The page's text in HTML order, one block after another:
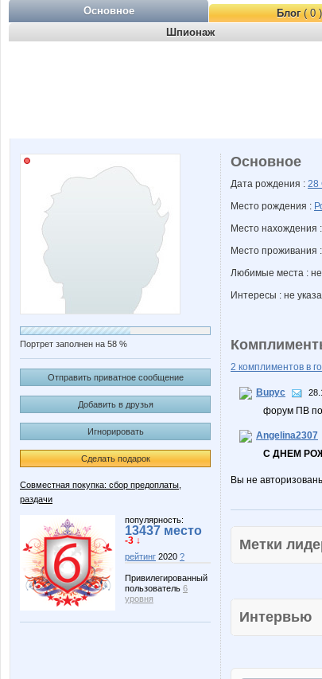
Основное Блог( 0 )
Шпионаж
Портрет заполнен на 58 %
Отправить приватное сообщение
Добавить в друзья
Игнорировать
Сделать подарок
Совместная покупка: сбор предоплаты,
раздачи
популярность:
13437 место
-3 ↓
рейтинг 2020 ?
Привилегированный
пользователь 6
уровня
Основное
Дата рождения : 28
Место рождения :
Место нахождения :
Место проживания :
Любимые места : не
Интересы : не
2 комплиментов в
Bupyc
форум ПВ
Angelina2307
С ДНЕМ
Вы не
Метки
Интервью